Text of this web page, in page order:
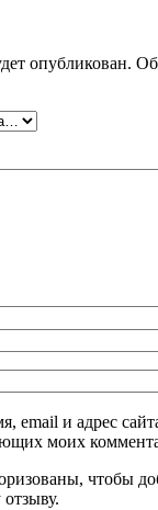
опубликован.
email и адрес
моих
чтобы